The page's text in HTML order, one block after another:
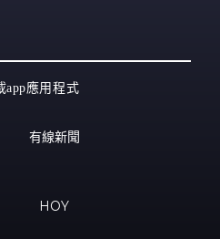
app應用程式
有線新聞
HOY